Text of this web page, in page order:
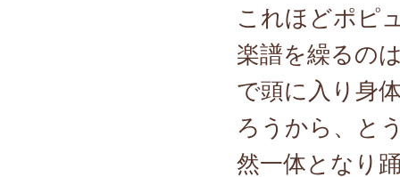
これほどポピ
楽譜を繰るの
で頭に入り身
ろうから、と
然一体となり